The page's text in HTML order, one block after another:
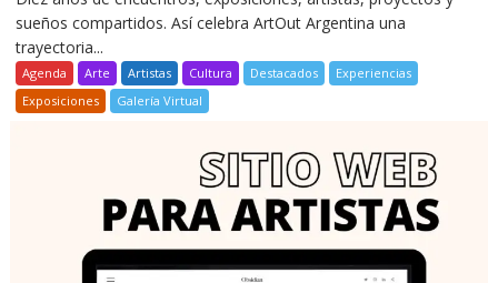
sueños compartidos. Así celebra ArtOut Argentina una
trayectoria...
Agenda Arte Artistas Cultura Destacados
Experiencias
Exposiciones
Galería Virtual